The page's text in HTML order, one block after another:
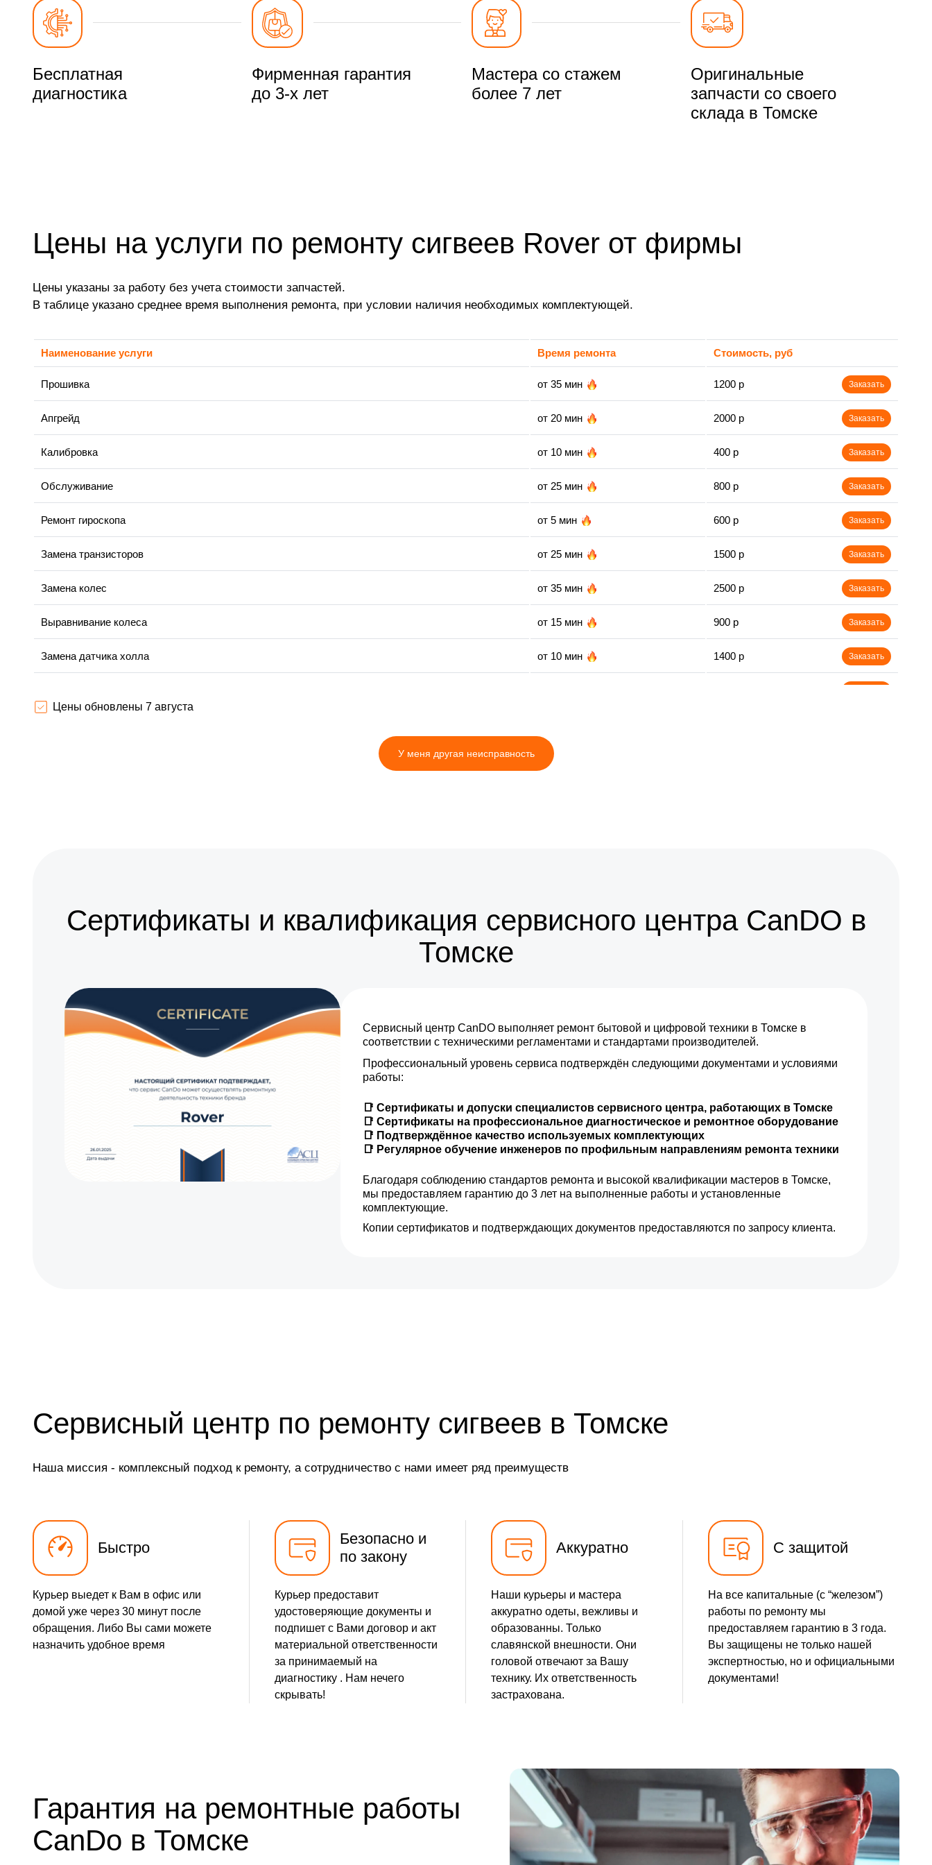
Бесплатная
диагностика
Фирменная гарантия
до 3-х лет
Мастера со стажем
более 7 лет
Оригинальные
запчасти со своего
склада в Томске
Цены на услуги по ремонту сигвеев Rover от фирмы
Цены указаны за работу без учета стоимости запчастей.
В таблице указано среднее время выполнения ремонта, при условии наличия необходимых комплектующей.
Наименование услуги Время ремонта Стоимость, руб
Прошивка от 35 мин 1200 р Заказать
Апгрейд от 20 мин 2000 р Заказать
Калибровка от 10 мин 400 р Заказать
Обслуживание от 25 мин 800 р Заказать
Ремонт гироскопа от 5 мин 600 р Заказать
Замена транзисторов от 25 мин 1500 р Заказать
Замена колес от 35 мин 2500 р Заказать
Выравнивание колеса от 15 мин 900 р Заказать
Замена датчика холла от 10 мин 1400 р Заказать
от 25 мин
Цены обновлены 7 августа
У меня другая неисправность
Сертификаты и квалификация сервисного центра CanDO в
Томске
Сервисный центр CanDO выполняет ремонт бытовой и цифровой техники в Томске в
соответствии с техническими регламентами и стандартами производителей.
Профессиональный уровень сервиса подтверждён следующими документами и условиями
работы:
📑 Сертификаты и допуски специалистов сервисного центра, работающих в Томске
📑 Сертификаты на профессиональное диагностическое и ремонтное оборудование
📑 Подтверждённое качество используемых комплектующих
📑 Регулярное обучение инженеров по профильным направлениям ремонта техники
Благодаря соблюдению стандартов ремонта и высокой квалификации мастеров в Томске,
мы предоставляем гарантию до 3 лет на выполненные работы и установленные
комплектующие.
Копии сертификатов и подтверждающих документов предоставляются по запросу клиента.
Сервисный центр по ремонту сигвеев в Томске
Наша миссия - комплексный подход к ремонту, а сотрудничество с нами имеет ряд преимуществ
Быстро
Курьер выедет к Вам в офис или
домой уже через 30 минут после
обращения. Либо Вы сами можете
назначить удобное время
Безопасно и
по закону
Курьер предоставит
удостоверяющие документы и
подпишет с Вами договор и акт
материальной ответственности
за принимаемый на
диагностику . Нам нечего
скрывать!
Аккуратно
Наши курьеры и мастера
аккуратно одеты, вежливы и
образованны. Только
славянской внешности. Они
головой отвечают за Вашу
технику. Их ответственность
застрахована.
С защитой
На все капитальные (с “железом”)
работы по ремонту мы
предоставляем гарантию в 3 года.
Вы защищены не только нашей
экспертностью, но и официальными
документами!
Гарантия на ремонтные работы
CanDo в Томске